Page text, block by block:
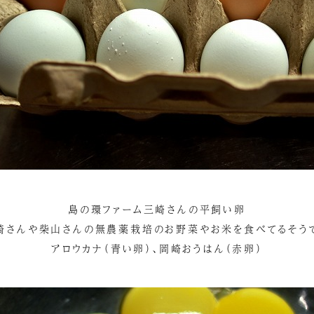
島の環ファーム三崎さんの平飼い卵
さんや柴山さんの無農薬栽培のお野菜やお米を食べてるそう
アロウカナ（青い卵）、岡崎おうはん（赤卵）